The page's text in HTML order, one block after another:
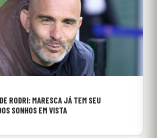
RODRI: MARESCA JÁ TEM SEU
SONHOS EM VISTA